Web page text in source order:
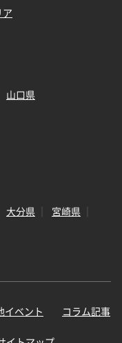
山口県
大分県
宮崎県
イベント コラム記事